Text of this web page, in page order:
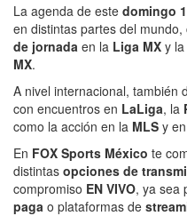
La agenda de este domingo
en distintas partes del
de jornada en la Liga MX y
MX.
A nivel internacional, también
con encuentros en LaLiga, la
como la acción en la MLS y
En FOX Sports México te
distintas opciones de
compromiso EN VIVO, ya sea
paga o plataformas de